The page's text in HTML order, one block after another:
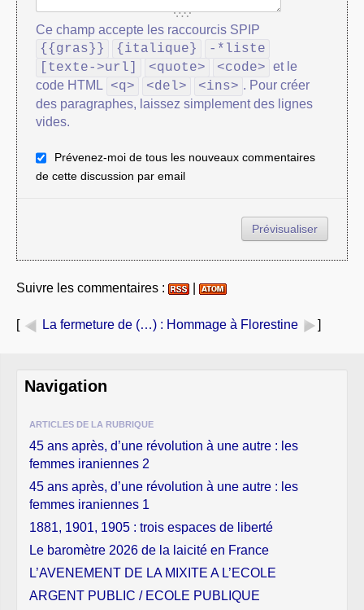
Ce champ accepte les raccourcis SPIP
{{gras}} {italique}
-*liste
[texte->url]
<quote> <code> et le
code HTML
<q> <del> <ins> . Pour créer
des paragraphes, laissez simplement des lignes
vides.
Prévenez-moi de tous les nouveaux commentaires
de cette discussion par email
Suivre les commentaires :
[ La fermeture de (…) : Hommage à Florestine ]
Navigation
ARTICLES DE LA RUBRIQUE
45 ans après, d’une révolution à une autre : les
femmes iraniennes 2
45 ans après, d’une révolution à une autre : les
femmes iraniennes 1
1881, 1901, 1905 : trois espaces de liberté
Le baromètre 2026 de la laicité en France
L’AVENEMENT DE LA MIXITE A L’ECOLE
ARGENT PUBLIC / ECOLE PUBLIQUE